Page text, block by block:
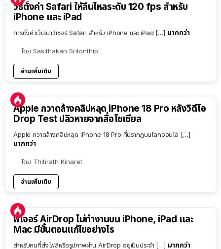
วิธีตั้งค่า Safari ให้ลื่นไหลระดับ 120 fps สำหรับ
iPhone และ iPad
การตั้งค่าเว็ปเบาว์เซอร์ Safari สำหรับ iPhone และ iPad […] มากกว่า
โดย Sasithakan Sritonthip
อ่านเพิ่มเติม
Apple กวาดล้างคลิปหลุด iPhone 18 Pro หลังวิดีโอ
Drop Test ปลิวหายจากสื่อโซเชียล
Apple กวาดล้างคลิปหลุด iPhone 18 Pro ที่ปรากฏบนโลกออนไล […]
มากกว่า
โดย Thitirath Kinaret
อ่านเพิ่มเติม
ฟีเจอร์ AirDrop ไม่ทำงานบน iPhone, iPad และ
Mac มีขั้นตอนแก้ไขอย่างไร
สำหรับคนที่ส่งไฟล์หรือรูปภาพผ่าน AirDrop อยู่เป็นประจำ […] มากกว่า